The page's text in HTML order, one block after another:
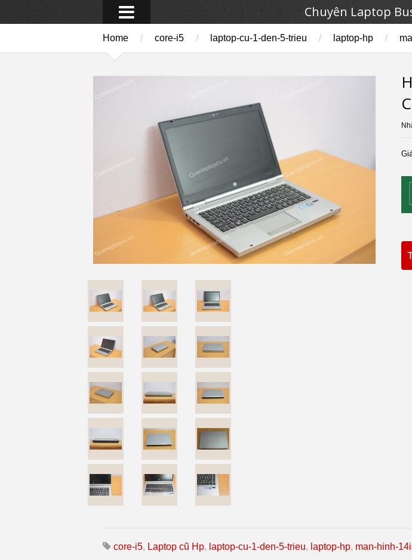
Chuyên Laptop
Home / core-i5 / laptop-cu-1-den-5-trieu / laptop-hp /
core-i5, Laptop cũ Hp, laptop-cu-1-den-5-trieu, laptop-hp, man-hinh-